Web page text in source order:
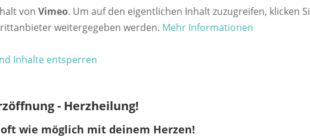
vonVimeo. Um auf den eigentlichen Inhalt zuzugreifen, klicken
weitergegeben werden. Mehr Informationen
Inhalte entsperren
- Herzheilung!
wie möglich mit deinem Herzen!